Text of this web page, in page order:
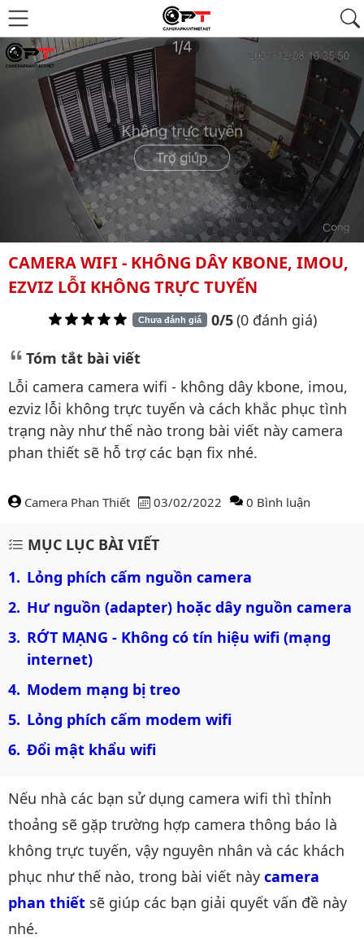
CAMERA WIFI - KHÔNG DÂY KBONE, IMOU,
EZVIZ LỖI KHÔNG TRỰC TUYẾN
Chưa đánh giá 0/5(0 đánh giá)
Tóm tắt bài viết
Lỗi camera camera wifi - không dây kbone, imou,
ezviz lỗi không trực tuyến và cách khắc phục tình
trạng này như thế nào trong bài viết này camera
phan thiết sẽ hỗ trợ các bạn fix nhé.
Camera Phan Thiết 03/02/2022 0 Bình luận
Nội dung bài viết
MỤC LỤC BÀI VIẾT
Lỏng phích cấm nguồn camera
Hư nguồn (adapter) hoặc dây nguồn camera
RỚT MẠNG - Không có tín hiệu wifi (mạng
internet)
Modem mạng bị treo
Lỏng phích cấm modem wifi
Đổi mật khẩu wifi
Nếu nhà các bạn sử dụng camera wifi thì thỉnh
thoảng sẽ gặp trường hợp camera thông báo là
không trực tuyến, vậy nguyên nhân và các khách
phục như thế nào, trong bài viết này camera
phan thiết sẽ giúp các bạn giải quyết vấn đề này
nhé.